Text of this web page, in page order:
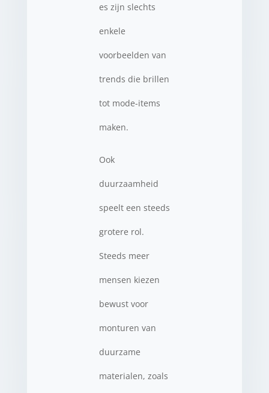
es zijn slechts
enkele
voorbeelden van
trends die brillen
tot mode-items
maken.
Ook
duurzaamheid
speelt een steeds
grotere rol.
Steeds meer
mensen kiezen
bewust voor
monturen van
duurzame
materialen, zoals